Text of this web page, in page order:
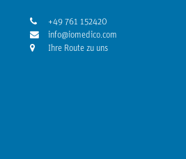
+49 761 152420
info@iomedico.com
Ihre Route zu uns